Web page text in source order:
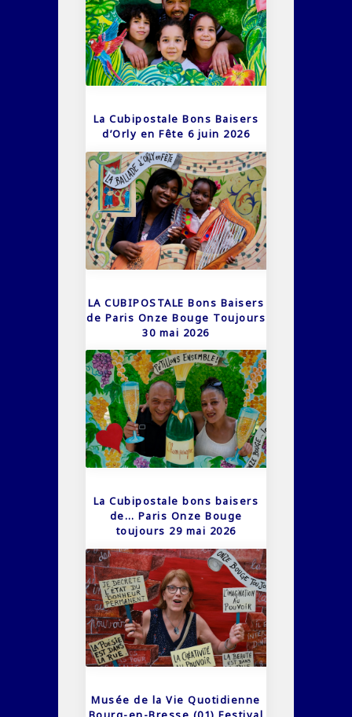
La Cubipostale Bons Baisers
d’Orly en Fête 6 juin 2026
LA CUBIPOSTALE Bons Baisers
de Paris Onze Bouge Toujours
30 mai 2026
La Cubipostale bons baisers
de… Paris Onze Bouge
toujours 29 mai 2026
Musée de la Vie Quotidienne